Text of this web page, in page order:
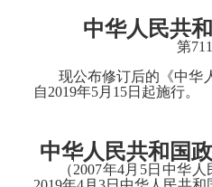
中华人民共
第711
现公布修订后的《中华
自2019年5月 15日起施行。
中华人民共和国
（2007年4月 5日中华人